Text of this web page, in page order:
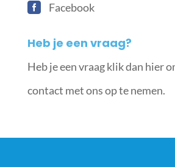
Facebook
Heb je een vraag?
Heb je een vraag klik dan hier
contact met ons op te nemen.